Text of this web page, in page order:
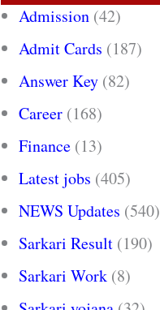
Admission (42)
Admit Cards (187)
Answer Key (82)
Career (168)
Finance (13)
Latest jobs (405)
NEWS Updates (540)
Sarkari Result (190)
Sarkari Work (8)